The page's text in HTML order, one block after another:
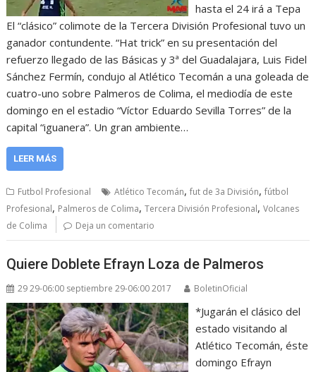
hasta el 24 irá a Tepa
El “clásico” colimote de la Tercera División Profesional tuvo un
ganador contundente. “Hat trick” en su presentación del
refuerzo llegado de las Básicas y 3ª del Guadalajara, Luis Fidel
Sánchez Fermín, condujo al Atlético Tecomán a una goleada de
cuatro-uno sobre Palmeros de Colima, el mediodía de este
domingo en el estadio “Víctor Eduardo Sevilla Torres” de la
capital “iguanera”. Un gran ambiente…
LEER MÁS
Futbol Profesional Atlético Tecomán,fut de 3a División,fútbol
Profesional, Palmeros de Colima,Tercera División Profesional,Volcanes
de Colima
Deja un comentario
Quiere Doblete Efrayn Loza de Palmeros
29 29-06:00 septiembre 29-06:00 2017 BoletinOficial
*Jugarán el clásico del
estado visitando al
Atlético Tecomán, éste
domingo Efrayn